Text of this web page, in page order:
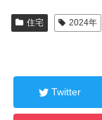
住宅 2024年
Twitter